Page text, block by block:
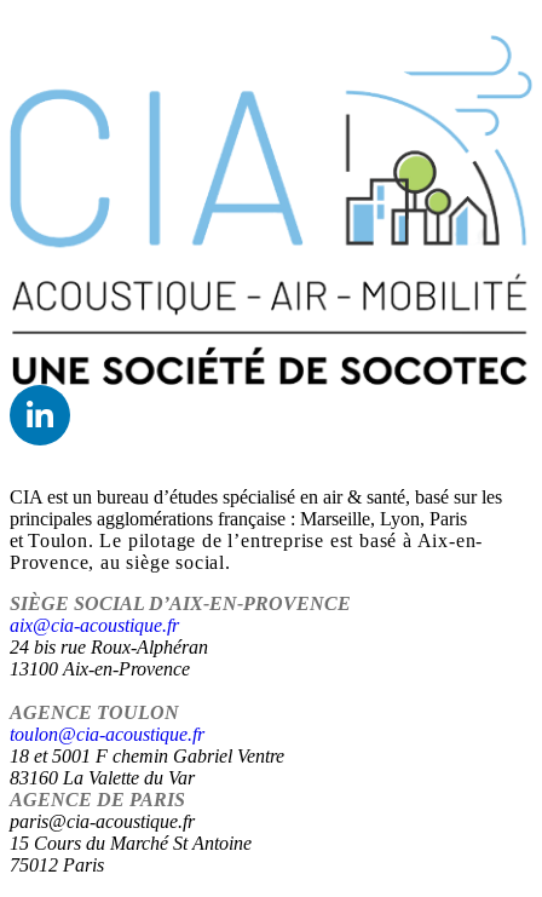
CIA est un bureau d’études spécialisé en air & santé, basé sur les
principales agglomérations française : Marseille, Lyon, Paris
et Toulon. Le pilotage de l’entreprise est basé à Aix-en-
Provence, au siège social.
SIÈGE SOCIAL D’AIX-EN-PROVENCE
aix@cia-acoustique.fr
24 bis rue Roux-Alphéran
13100 Aix-en-Provence
AGENCE TOULON
toulon@cia-acoustique.fr
18 et 5001 F chemin Gabriel Ventre
83160 La Valette du Var
AGENCE DE PARIS
paris@cia-acoustique.fr
15 Cours du Marché St Antoine
75012 Paris